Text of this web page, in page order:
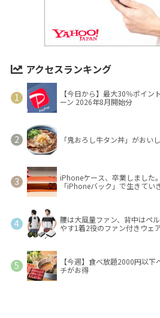
アクセスランキング
【今日から】最大30％ポイ
ーン 2026年8月開始分
「鬼おろし牛タン丼」がおい
iPhoneケース、卒業しました
「iPhoneバック」で生きてい
腰は大風量ファン、背中はペ
やす1着2役のファン付きウェ
【今週】食べ放題2000円以
チがお得